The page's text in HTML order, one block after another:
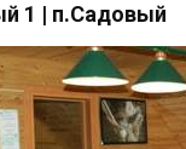
1 | п.Садовый